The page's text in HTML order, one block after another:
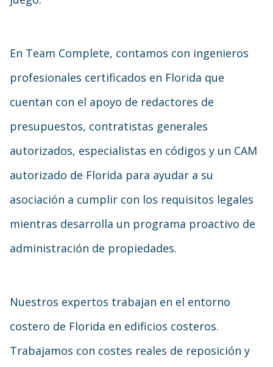
En Team Complete, contamos con ingenieros
profesionales certificados en Florida que
cuentan con el apoyo de redactores de
presupuestos, contratistas generales
autorizados, especialistas en códigos y un CAM
autorizado de Florida para ayudar a su
asociación a cumplir con los requisitos legales
mientras desarrolla un programa proactivo de
administración de propiedades.
Nuestros expertos trabajan en el entorno
costero de Florida en edificios costeros.
Trabajamos con costes reales de reposición y